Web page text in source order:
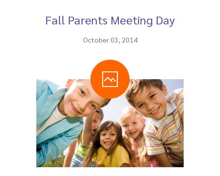
Fall Parents Meeting Day
October 03, 2014